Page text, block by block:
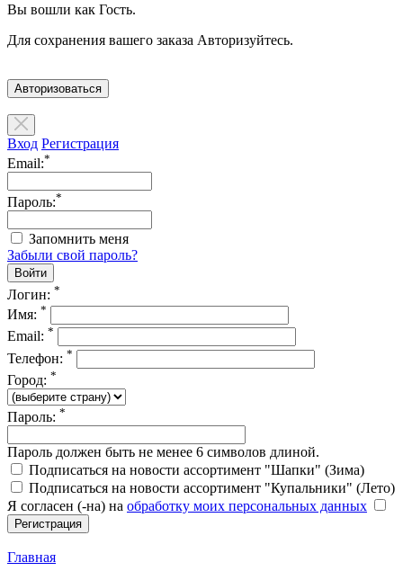
Вы вошли как Гость.
Для сохранения вашего заказа Авторизуйтесь.
Авторизоваться
Вход Регистрация
Email:*
Пароль:*
Запомнить меня
Забыли свой пароль?
Логин: *
Имя: *
Email: *
Телефон: *
Город: *
Пароль: *
Пароль должен быть не менее 6 символов длиной.
Подписаться на новости ассортимент "Шапки" (Зима)
Подписаться на новости ассортимент "Купальники" (Лето)
Я согласен (-на) на обработку моих персональных данных
Главная